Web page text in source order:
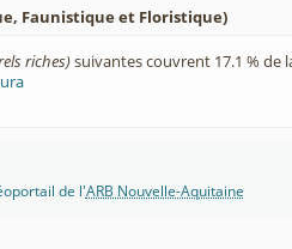
Faunistique et Floristique)
riches)suivantes couvrent 17.1 % de
de l'ARB Nouvelle-Aquitaine